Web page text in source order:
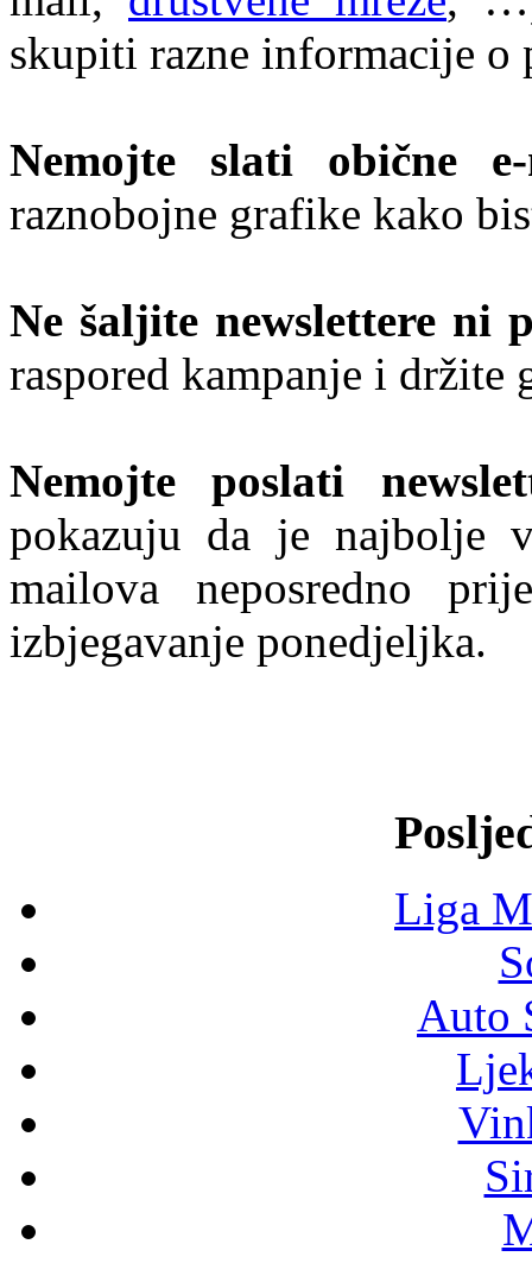
skupiti razne informacije o
Nemojte slati obične e-
raznobojne grafike kako
Ne šaljite newslettere ni
raspored kampanje i držite
Nemojte poslati
pokazuju da je najbolje
mailova neposredno
izbjegavanje ponedjeljka.
Liga
Auto